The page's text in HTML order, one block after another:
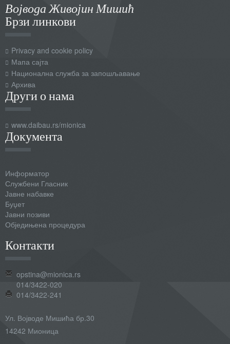
Војвода Живојин Мишић
Брзи линкови
Privacy and cookie policy
Мапа сајта
Национална служба за запошљавање
Архива
Други о нама
www.daibau.rs/mionica
Документа
Информатор
Службени Гласник
Јавне набавке
Буџет
Јавни позиви
Обједињена процедура
Контакти
opstina@mionica.rs
014/3422-020
014/3422-241
Ул. Војводе Мишића бр.30
14242 Мионица